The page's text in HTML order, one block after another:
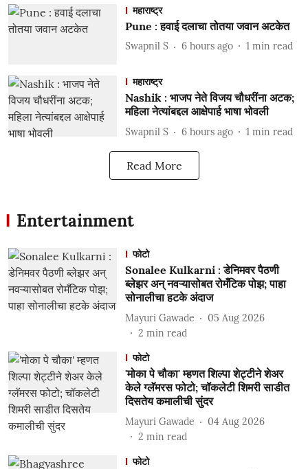
महाराष्ट्र
Pune : हवाई दलाचा तोतया जवान अटकेत
Swapnil S 6 hours ago 1 min read
महाराष्ट्र
Nashik : भाजप नेते विजय चौधरींना अटक;
महिला नेत्यांबद्दल आक्षेपार्ह भाषा भोवली
Swapnil S 6 hours ago 1 min read
Read More
Entertainment
फोटो
Sonalee Kulkarni : डेनिमवर पैठणी
ब्लेझर अन् नवऱ्यासोबत रोमँटिक पोझ; पाहा
सोनालीचा हटके अंदाज
Mayuri Gawade
05 Aug 2026
2 min read
फोटो
'मोका पे चौका' म्हणत शिल्पा शेट्टीने शेअर
केले ग्लॅमरस फोटो; चॉकलेटी शिमरी साडीत
दिसतेय कमालीची सुंदर
Mayuri Gawade
04 Aug 2026
2 min read
फोटो